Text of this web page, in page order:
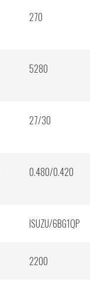
270
5280
27/30
0.480/0.420
ISUZU/6BG1QP
2200